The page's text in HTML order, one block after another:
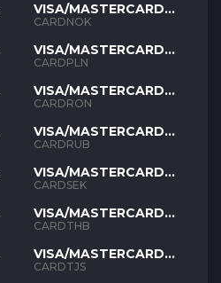
VISA/MASTERCARD
NOK
CARDNOK
VISA/MASTERCARD
PLN
CARDPLN
VISA/MASTERCARD
RON
CARDRON
VISA/MASTERCARD
RUB
CARDRUB
VISA/MASTERCARD
SEK
CARDSEK
VISA/MASTERCARD
THB
CARDTHB
VISA/MASTERCARD
TJS
CARDTJS